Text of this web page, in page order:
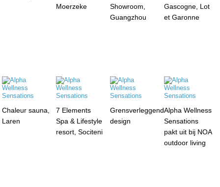
Moerzeke
Showroom,
Guangzhou
Gascogne, Lot
et Garonne
Chaleur sauna,
Laren
7 Elements
Spa & Lifestyle
resort, Sociteni
Grensverleggend
design
Alpha Wellness
Sensations
pakt uit bij NOA
outdoor living